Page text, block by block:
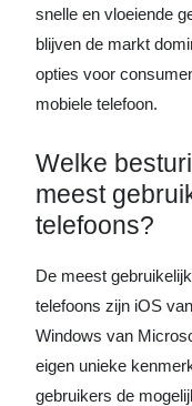
snelle en vloeiende
blijven de markt
opties voor
mobiele telefoon.
Welke
meest
telefoons?
De meest
telefoons zijn iOS
Windows van
eigen unieke
gebruikers de